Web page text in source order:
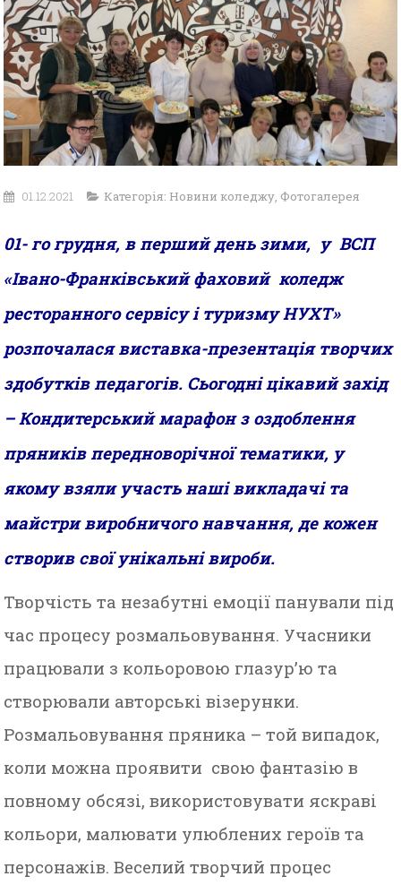
01.12.2021 Категорія: Новини коледжу, Фотогалерея
01- го грудня, в перший день зими, у ВСП
«Івано-Франківський фаховий коледж
ресторанного сервісу і туризму НУХТ»
розпочалася виставка-презентація творчих
здобутків педагогів. Сьогодні цікавий захід
– Кондитерський марафон з оздоблення
пряників передноворічної тематики, у
якому взяли участь наші викладачі та
майстри виробничого навчання, де кожен
створив свої унікальні вироби.
Творчість та незабутні емоції панували під
час процесу розмальовування. Учасники
працювали з кольоровою глазур’ю та
створювали авторські візерунки.
Розмальовування пряника – той випадок,
коли можна проявити свою фантазію в
повному обсязі, використовувати яскраві
кольори, малювати улюблених героїв та
персонажів. Веселий творчий процес